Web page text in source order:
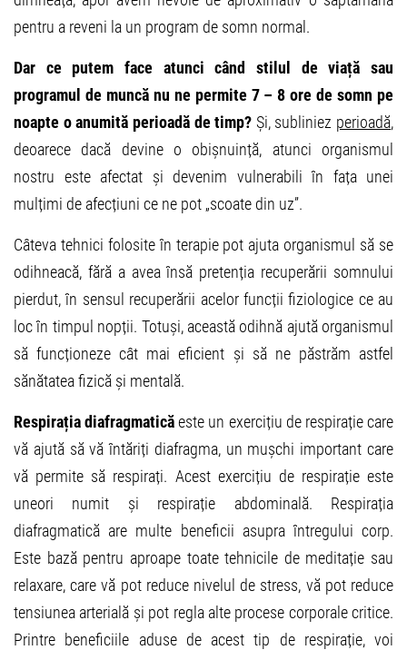
pentru a reveni la un program de somn normal.
Dar ce putem face atunci când stilul de viață sau
programul de muncă nu ne permite 7 – 8 ore de somn pe
noapte o anumită perioadă de timp? Și, subliniez perioadă,
deoarece dacă devine o obișnuință, atunci organismul
nostru este afectat și devenim vulnerabili în fața unei
mulțimi de afecțiuni ce ne pot „scoate din uz”.
Câteva tehnici folosite în terapie pot ajuta organismul să se
odihneacă, fără a avea însă pretenția recuperării somnului
pierdut, în sensul recuperării acelor funcții fiziologice ce au
loc în timpul nopții. Totuși, această odihnă ajută organismul
să funcționeze cât mai eficient și să ne păstrăm astfel
sănătatea fizică și mentală.
Respirația diafragmaticăeste un exercițiu de respirație care
vă ajută să vă întăriți diafragma, un mușchi important care
vă permite să respirați. Acest exercițiu de respirație este
uneori numit și respirație abdominală. Respirația
diafragmatică are multe beneficii asupra întregului corp.
Este bază pentru aproape toate tehnicile de meditație sau
relaxare, care vă pot reduce nivelul de stress, vă pot reduce
tensiunea arterială și pot regla alte procese corporale critice.
Printre beneficiile aduse de acest tip de respirație, voi